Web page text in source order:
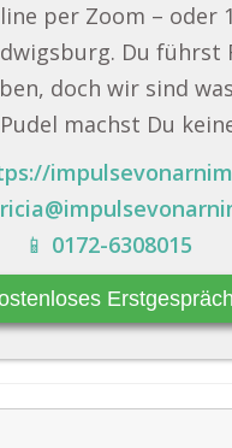
per Zoom – oder
Du führst
doch wir sind
machst Du
📱 0172-6308015
Erstgespräch